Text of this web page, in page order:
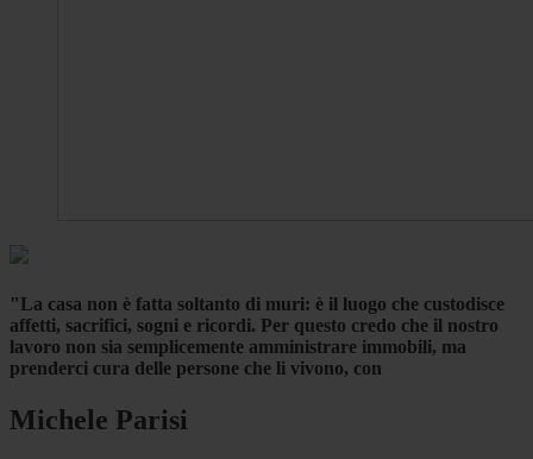
"La casa non è fatta soltanto di muri: è il luogo che custodisce
affetti, sacrifici, sogni e ricordi. Per questo credo che il nostro
lavoro non sia semplicemente amministrare immobili, ma
prenderci cura delle persone che li vivono, con
Michele Parisi